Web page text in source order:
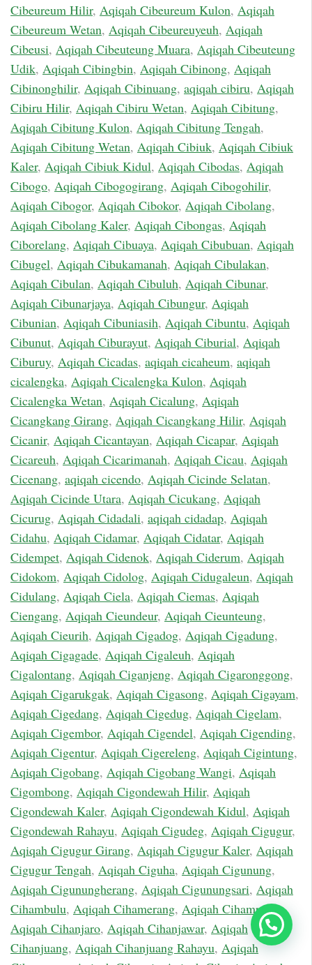
Cibeureum Hilir, Aqiqah Cibeureum Kulon, Aqiqah
Cibeureum Wetan, Aqiqah Cibeureuyeuh, Aqiqah
Cibeusi, Aqiqah Cibeuteung Muara, Aqiqah Cibeuteung
Udik, Aqiqah Cibingbin, Aqiqah Cibinong, Aqiqah
Cibinonghilir, Aqiqah Cibinuang, aqiqah cibiru, Aqiqah
Cibiru Hilir, Aqiqah Cibiru Wetan, Aqiqah Cibitung,
Aqiqah Cibitung Kulon, Aqiqah Cibitung Tengah,
Aqiqah Cibitung Wetan, Aqiqah Cibiuk, Aqiqah Cibiuk
Kaler, Aqiqah Cibiuk Kidul, Aqiqah Cibodas, Aqiqah
Cibogo, Aqiqah Cibogogirang, Aqiqah Cibogohilir,
Aqiqah Cibogor, Aqiqah Cibokor, Aqiqah Cibolang,
Aqiqah Cibolang Kaler, Aqiqah Cibongas, Aqiqah
Ciborelang, Aqiqah Cibuaya, Aqiqah Cibubuan, Aqiqah
Cibugel, Aqiqah Cibukamanah, Aqiqah Cibulakan,
Aqiqah Cibulan, Aqiqah Cibuluh, Aqiqah Cibunar,
Aqiqah Cibunarjaya, Aqiqah Cibungur, Aqiqah
Cibunian, Aqiqah Cibuniasih, Aqiqah Cibuntu, Aqiqah
Cibunut, Aqiqah Ciburayut, Aqiqah Ciburial, Aqiqah
Ciburuy, Aqiqah Cicadas, aqiqah cicaheum, aqiqah
cicalengka, Aqiqah Cicalengka Kulon, Aqiqah
Cicalengka Wetan, Aqiqah Cicalung, Aqiqah
Cicangkang Girang, Aqiqah Cicangkang Hilir, Aqiqah
Cicanir, Aqiqah Cicantayan, Aqiqah Cicapar, Aqiqah
Cicareuh, Aqiqah Cicarimanah, Aqiqah Cicau, Aqiqah
Cicenang, aqiqah cicendo, Aqiqah Cicinde Selatan,
Aqiqah Cicinde Utara, Aqiqah Cicukang, Aqiqah
Cicurug, Aqiqah Cidadali, aqiqah cidadap, Aqiqah
Cidahu, Aqiqah Cidamar, Aqiqah Cidatar, Aqiqah
Cidempet, Aqiqah Cidenok, Aqiqah Ciderum, Aqiqah
Cidokom, Aqiqah Cidolog, Aqiqah Cidugaleun, Aqiqah
Cidulang, Aqiqah Ciela, Aqiqah Ciemas, Aqiqah
Ciengang, Aqiqah Cieundeur, Aqiqah Cieunteung,
Aqiqah Cieurih, Aqiqah Cigadog, Aqiqah Cigadung,
Aqiqah Cigagade, Aqiqah Cigaleuh, Aqiqah
Cigalontang, Aqiqah Ciganjeng, Aqiqah Cigaronggong,
Aqiqah Cigarukgak, Aqiqah Cigasong, Aqiqah Cigayam,
Aqiqah Cigedang, Aqiqah Cigedug, Aqiqah Cigelam,
Aqiqah Cigembor, Aqiqah Cigendel, Aqiqah Cigending,
Aqiqah Cigentur, Aqiqah Cigereleng, Aqiqah Cigintung,
Aqiqah Cigobang, Aqiqah Cigobang Wangi, Aqiqah
Cigombong, Aqiqah Cigondewah Hilir, Aqiqah
Cigondewah Kaler, Aqiqah Cigondewah Kidul, Aqiqah
Cigondewah Rahayu, Aqiqah Cigudeg, Aqiqah Cigugur,
Aqiqah Cigugur Girang, Aqiqah Cigugur Kaler, Aqiqah
Cigugur Tengah, Aqiqah Ciguha, Aqiqah Cigunung,
Aqiqah Cigunungherang, Aqiqah Cigunungsari, Aqiqah
Cihambulu, Aqiqah Cihamerang, Aqiqah Cihampelas,
Aqiqah Cihanjaro, Aqiqah Cihanjawar, Aqiqah
Cihanjuang, Aqiqah Cihanjuang Rahayu, Aqiqah
Chat Sekarang